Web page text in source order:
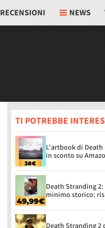
RECENSIONI NEWS
TI POTREBBE
L'artbook di Death
in sconto su
Death Stranding 2:
minimo storico:
Death Stranding 2